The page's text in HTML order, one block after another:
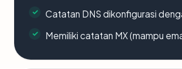
Catatan DNS dikonfigurasi
Memiliki catatan MX (mampu